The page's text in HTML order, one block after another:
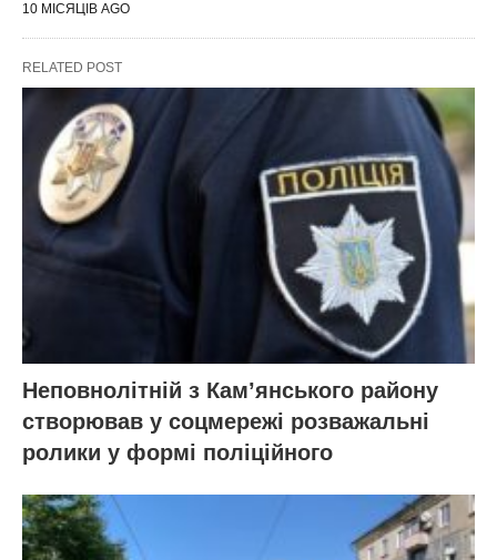
10 МІСЯЦІВ AGO
RELATED POST
Неповнолітній з Кам’янського району
створював у соцмережі розважальні
ролики у формі поліційного